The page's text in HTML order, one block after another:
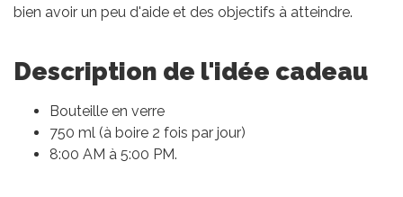
bien avoir un peu d'aide et des objectifs à atteindre.
Description de l'idée cadeau
Bouteille en verre
750 ml (à boire 2 fois par jour)
8:00 AM à 5:00 PM.